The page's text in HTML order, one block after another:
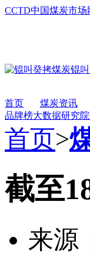
CCTD中国煤炭市场
首页 煤炭资讯
品牌榜大数据研究院
首页>
截至
来源